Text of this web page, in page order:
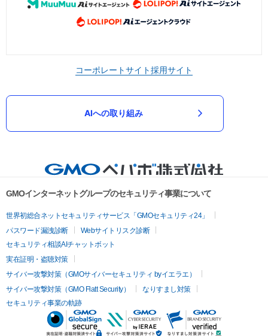
コーポレートサイト採用サイト
AIへの取り組み
GMOインターネットグループのセキュリティ事業について
世界初総合ネットセキュリティサービス「GMOセキュリティ24」
パスワード漏洩診断
Webサイトリスク診断
セキュリティ相談AIチャットボット
実在証明・盗聴対策
サイバー攻撃対策（GMOサイバーセキュリティ byイエラエ）
サイバー攻撃対策（GMO Flatt Security）
なりすまし対策
セキュリティ事業の軌跡